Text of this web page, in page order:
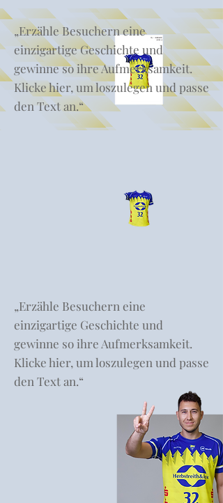
„Erzähle Besuchern eine
einzigartige Geschichte und
gewinne so ihre Aufmerksamkeit.
Klicke hier, um loszulegen und passe
den Text an.“
„Erzähle Besuchern eine
einzigartige Geschichte und
gewinne so ihre Aufmerksamkeit.
Klicke hier, um loszulegen und passe
den Text an.“